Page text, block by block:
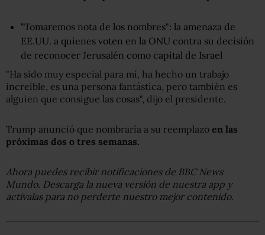
"Tomaremos nota de los nombres": la amenaza de
EE.UU. a quienes voten en la ONU contra su decisión
de reconocer Jerusalén como capital de Israel
"Ha sido muy especial para mí, ha hecho un trabajo
increíble, es una persona fantástica, pero también es
alguien que consigue las cosas", dijo el presidente.
Trump anunció que nombraría a su reemplazo en las
próximas dos o tres semanas.
Ahora puedes recibir notificaciones de BBC News
Mundo. Descarga la nueva versión de nuestra app y
actívalas para no perderte nuestro mejor contenido.